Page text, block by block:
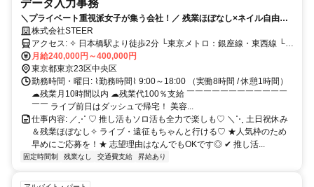
データ入力事務
＼プライベート重視派女子が集う会社！／ 残業ほぼなし×ネイル自由！
土日祝休み＆年間休日125日
株式会社STEER
アクセス: ✧ 日本橋駅より徒歩2分 └東京メトロ：銀座線・東西線 └都
営地下鉄：浅草線 ✧ 東京駅より徒歩7分 └JR：山手線・京浜東北線・
中央線 ・東海道線・横須賀線・総武線快速 など └東京メトロ：丸ノ
内線 ✧ 京橋駅より徒歩5分 └東京メトロ：銀座線 新宿駅・渋谷駅・池
袋駅・品川駅など、 主要ターミナル駅へのアクセスも良好◎ 仕事終
わりのお買い物や推し活、 友達との予定も立てやすい立地です❤︎
月給240,000円～400,000円
東京都東京23区中央区
勤務時間・曜日: ⌇勤務時間⌇ 9:00～18:00 （実働8時間 / 休憩1時間）
☁残業月10時間以内 ☁残業代100％支給 ￣￣￣￣￣￣￣￣￣￣￣￣
￣￣ ライブ前日はダッシュで帰宅！ 美容...
仕事内容: ／⋰ ♡ 推し活もソロ活も全力で楽しも♡ ＼⋱ 土日祝休み
＆残業ほぼなし✧ ライブ・遠征もちゃんと行ける♡ ★人気枠のため
早めにご応募を！★ 志望理由はなんでもOKです◎ ✔ 推し活...
固定時間制 残業なし 交通費支給 昇給あり